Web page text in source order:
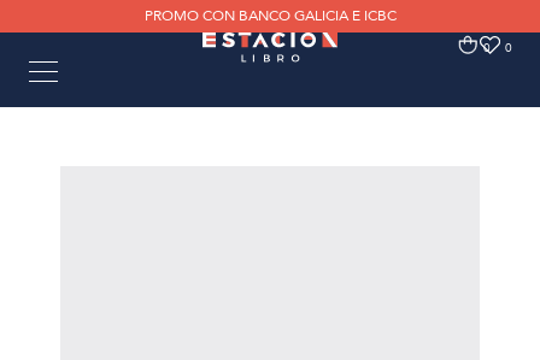
PROMO CON BANCO GALICIA E ICBC
0 0